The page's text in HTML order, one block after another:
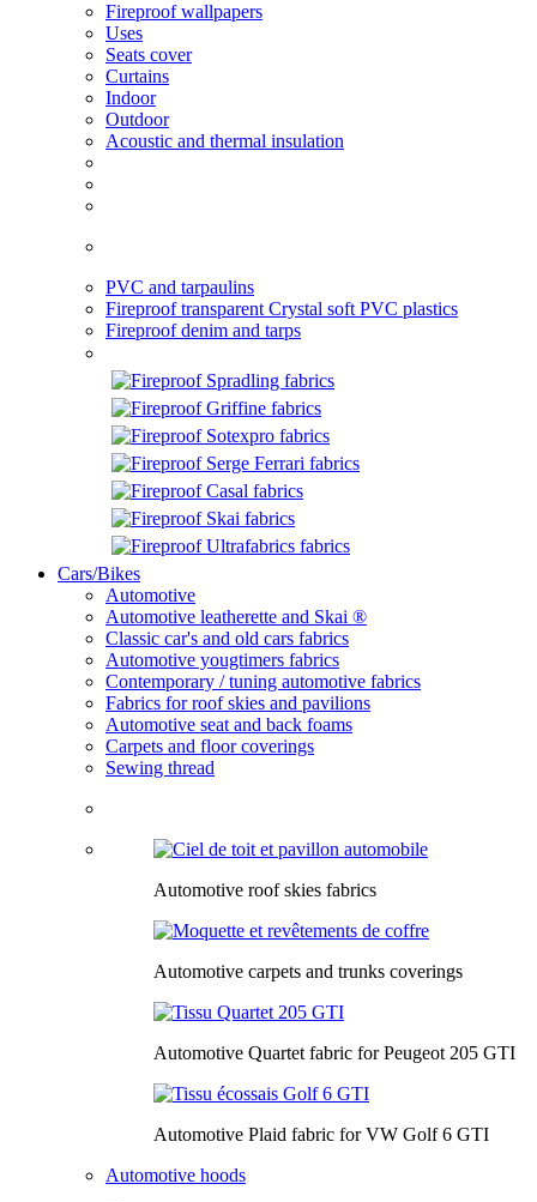
Fireproof wallpapers
Uses
Seats cover
Curtains
Indoor
Outdoor
Acoustic and thermal insulation
PVC and tarpaulins
Fireproof transparent Crystal soft PVC plastics
Fireproof denim and tarps
Cars/Bikes
Automotive
Automotive leatherette and Skai ®
Classic car's and old cars fabrics
Automotive yougtimers fabrics
Contemporary / tuning automotive fabrics
Fabrics for roof skies and pavilions
Automotive seat and back foams
Carpets and floor coverings
Sewing thread
Automotive roof skies fabrics
Automotive carpets and trunks coverings
Automotive Quartet fabric for Peugeot 205 GTI
Automotive Plaid fabric for VW Golf 6 GTI
Automotive hoods